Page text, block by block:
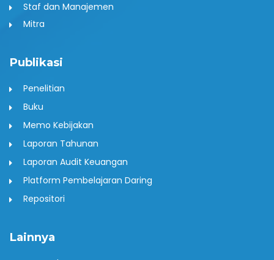
Staf dan Manajemen
Mitra
Publikasi
Penelitian
Buku
Memo Kebijakan
Laporan Tahunan
Laporan Audit Keuangan
Platform Pembelajaran Daring
Repositori
Lainnya